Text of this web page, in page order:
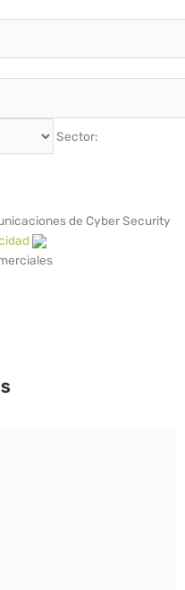
Sector:
de Cyber Security